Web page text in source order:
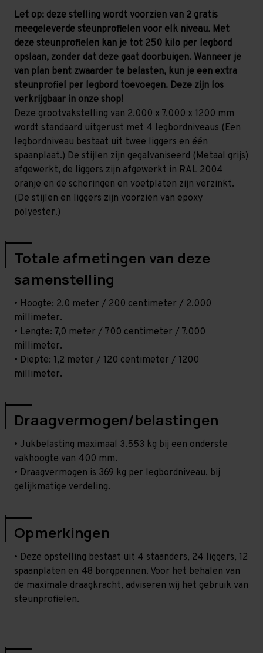
(Ligger
2.250
mm)
(Ligger
2.250
mm)
Let op: deze stelling wordt voorzien van 2 gratis
meegeleverde steunprofielen voor elk niveau. Met
deze steunprofielen kan je tot 250 kilo per legbord
opslaan, zonder dat deze gaat doorbuigen. Wanneer je
van plan bent zwaarder te belasten, kun je een extra
steunprofiel per legbord toevoegen. Deze zijn los
verkrijgbaar in onze shop!
Deze grootvakstelling van 2.000 x 7.000 x 1200 mm
wordt standaard uitgerust met 4 legbordniveaus (Een
legbordniveau bestaat uit twee liggers en één
spaanplaat.) De stijlen zijn gegalvaniseerd (Metaal grijs)
afgewerkt, de liggers zijn afgewerkt in RAL 2004
oranje en de schoringen en voetplaten zijn verzinkt.
(De stijlen en liggers zijn voorzien van epoxy
polyester.)
Totale afmetingen van deze
samenstelling
• Hoogte: 2,0 meter / 200 centimeter / 2.000
millimeter.
• Lengte: 7,0 meter / 700 centimeter / 7.000
millimeter.
• Diepte: 1,2 meter / 120 centimeter / 1200
millimeter.
Draagvermogen/belastingen
• Jukbelasting maximaal 3.553 kg bij een onderste
vakhoogte van 400 mm.
• Draagvermogen is 369 kg per legbordniveau, bij
gelijkmatige verdeling.
Opmerkingen
• Deze opstelling bestaat uit 4 staanders, 24 liggers, 12
spaanplaten en 48 borgpennen. Voor het behalen van
de maximale draagkracht, adviseren wij het gebruik van
steunprofielen.